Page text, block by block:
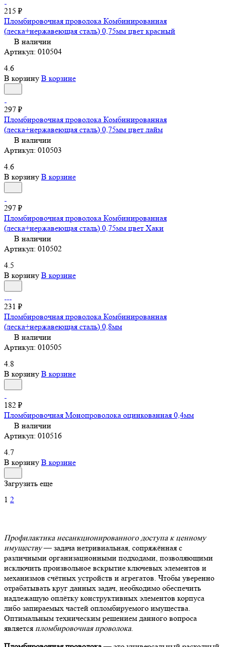
215 ₽
Пломбировочная проволока Комбинированная
(леска+нержавеющая сталь) 0,75мм цвет красный
В наличии
Артикул: 010504
4.6
В корзину В корзине
297 ₽
Пломбировочная проволока Комбинированная
(леска+нержавеющая сталь) 0,75мм цвет лайм
В наличии
Артикул: 010503
4.6
В корзину В корзине
297 ₽
Пломбировочная проволока Комбинированная
(леска+нержавеющая сталь) 0,75мм цвет Хаки
В наличии
Артикул: 010502
4.5
В корзину В корзине
231 ₽
Пломбировочная проволока Комбинированная
(леска+нержавеющая сталь) 0,8мм
В наличии
Артикул: 010505
4.8
В корзину В корзине
182 ₽
Пломбировочная Монопроволока оцинкованная 0,4мм
В наличии
Артикул: 010516
4.7
В корзину В корзине
Загрузить еще
1 2
Профилактика несанкционированного доступа к ценному
имуществу— задача нетривиальная, сопряжённая с
различными организационными подходами, позволяющими
исключить произвольное вскрытие ключевых элементов и
механизмов счётных устройств и агрегатов. Чтобы уверенно
отрабатывать круг данных задач, необходимо обеспечить
надлежащую оплётку конструктивных элементов корпуса
либо запираемых частей опломбируемого имущества.
Оптимальным техническим решением данного вопроса
является пломбировочная проволока.